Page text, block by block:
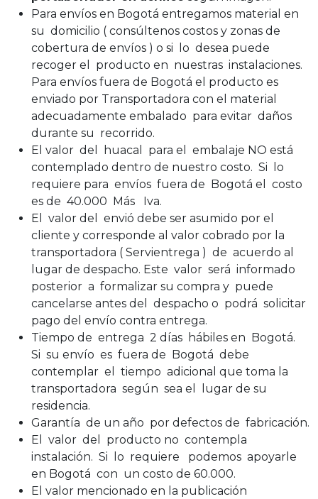
Para envíos en Bogotá entregamos material en
su domicilio ( consúltenos costos y zonas de
cobertura de envíos ) o si lo desea puede
recoger el producto en nuestras instalaciones.
Para envíos fuera de Bogotá el producto es
enviado por Transportadora con el material
adecuadamente embalado para evitar daños
durante su recorrido.
El valor del huacal para el embalaje NO está
contemplado dentro de nuestro costo. Si lo
requiere para envíos fuera de Bogotá el costo
es de 40.000 Más Iva.
El valor del envió debe ser asumido por el
cliente y corresponde al valor cobrado por la
transportadora ( Servientrega ) de acuerdo al
lugar de despacho. Este valor será informado
posterior a formalizar su compra y puede
cancelarse antes del despacho o podrá solicitar
pago del envío contra entrega.
Tiempo de entrega 2 días hábiles en Bogotá.
Si su envío es fuera de Bogotá debe
contemplar el tiempo adicional que toma la
transportadora según sea el lugar de su
residencia.
Garantía de un año por defectos de fabricación.
El valor del producto no contempla
instalación. Si lo requiere podemos apoyarle
en Bogotá con un costo de 60.000.
El valor mencionado en la publicación